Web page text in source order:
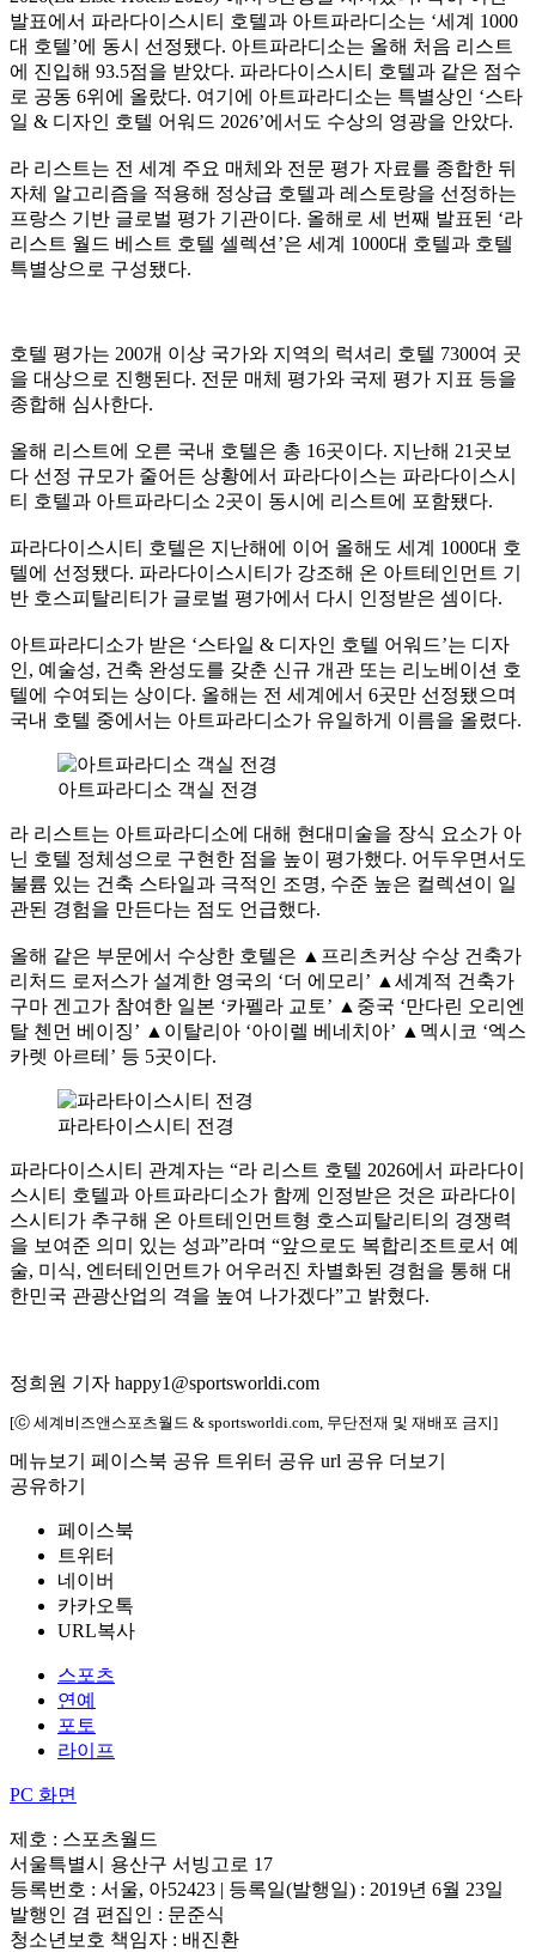
발표에서 파라다이스시티 호텔과 아트파라디소는 ‘세계 1000
대 호텔’에 동시 선정됐다. 아트파라디소는 올해 처음 리스트
에 진입해 93.5점을 받았다. 파라다이스시티 호텔과 같은 점수
로 공동 6위에 올랐다. 여기에 아트파라디소는 특별상인 ‘스타
일 & 디자인 호텔 어워드 2026’에서도 수상의 영광을 안았다.
라 리스트는 전 세계 주요 매체와 전문 평가 자료를 종합한 뒤
자체 알고리즘을 적용해 정상급 호텔과 레스토랑을 선정하는
프랑스 기반 글로벌 평가 기관이다. 올해로 세 번째 발표된 ‘라
리스트 월드 베스트 호텔 셀렉션’은 세계 1000대 호텔과 호텔
특별상으로 구성됐다.
호텔 평가는 200개 이상 국가와 지역의 럭셔리 호텔 7300여 곳
을 대상으로 진행된다. 전문 매체 평가와 국제 평가 지표 등을
종합해 심사한다.
올해 리스트에 오른 국내 호텔은 총 16곳이다. 지난해 21곳보
다 선정 규모가 줄어든 상황에서 파라다이스는 파라다이스시
티 호텔과 아트파라디소 2곳이 동시에 리스트에 포함됐다.
파라다이스시티 호텔은 지난해에 이어 올해도 세계 1000대 호
텔에 선정됐다. 파라다이스시티가 강조해 온 아트테인먼트 기
반 호스피탈리티가 글로벌 평가에서 다시 인정받은 셈이다.
아트파라디소가 받은 ‘스타일 & 디자인 호텔 어워드’는 디자
인, 예술성, 건축 완성도를 갖춘 신규 개관 또는 리노베이션 호
텔에 수여되는 상이다. 올해는 전 세계에서 6곳만 선정됐으며
국내 호텔 중에서는 아트파라디소가 유일하게 이름을 올렸다.
아트파라디소 객실 전경
라 리스트는 아트파라디소에 대해 현대미술을 장식 요소가 아
닌 호텔 정체성으로 구현한 점을 높이 평가했다. 어두우면서도
불륨 있는 건축 스타일과 극적인 조명, 수준 높은 컬렉션이 일
관된 경험을 만든다는 점도 언급했다.
올해 같은 부문에서 수상한 호텔은 ▲프리츠커상 수상 건축가
리처드 로저스가 설계한 영국의 ‘더 에모리’ ▲세계적 건축가
구마 겐고가 참여한 일본 ‘카펠라 교토’ ▲중국 ‘만다린 오리엔
탈 첸먼 베이징’ ▲이탈리아 ‘아이렐 베네치아’ ▲멕시코 ‘엑스
카렛 아르테’ 등 5곳이다.
파라타이스시티 전경
파라다이스시티 관계자는 “라 리스트 호텔 2026에서 파라다이
스시티 호텔과 아트파라디소가 함께 인정받은 것은 파라다이
스시티가 추구해 온 아트테인먼트형 호스피탈리티의 경쟁력
을 보여준 의미 있는 성과”라며 “앞으로도 복합리조트로서 예
술, 미식, 엔터테인먼트가 어우러진 차별화된 경험을 통해 대
한민국 관광산업의 격을 높여 나가겠다”고 밝혔다.
정희원 기자 happy1@sportsworldi.com
[ⓒ 세계비즈앤스포츠월드 & sportsworldi.com, 무단전재 및 재배포 금지]
메뉴보기 페이스북 공유 트위터 공유 url 공유 더보기
공유하기
페이스북
트위터
네이버
카카오톡
URL복사
스포츠
연예
포토
라이프
PC 화면
제호 : 스포츠월드
서울특별시 용산구 서빙고로 17
등록번호 : 서울, 아52423 | 등록일(발행일) : 2019년 6월 23일
발행인 겸 편집인 : 문준식
청소년보호 책임자 : 배진환